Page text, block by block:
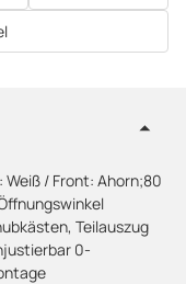
Weiß / Front: Ahorn;80
Teilauszug
0-